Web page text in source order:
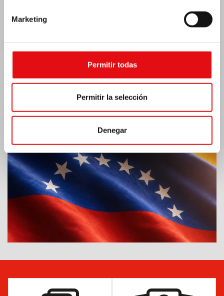
Marketing
Permitir todas
Permitir la selección
Denegar
Emergencia por terremoto Venezuela